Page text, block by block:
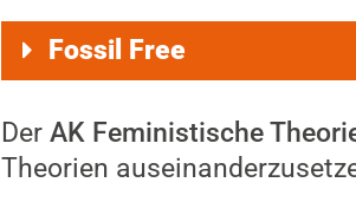
Fossil Free
Der AK Feministische
Theorien